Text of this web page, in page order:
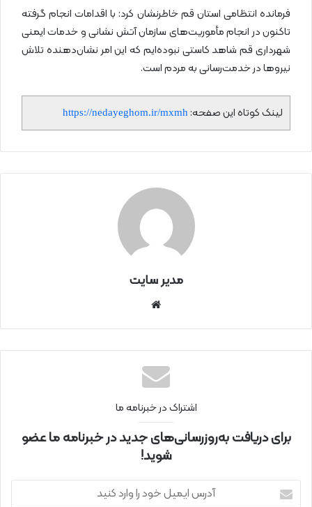
فرمانده انتظامی استان قم خاطرنشان کرد: با اقدامات انجام گرفته
تاکنون در انجام مأموریت‌های سازمان آتش نشانی و خدمات ایمنی
شهرداری قم شاهد کاستی نبوده‌ایم که این امر نشان‌دهنده تلاش
نیروها در خدمت‌رسانی به مردم است.
لینک کوتاه این صفحه: https://nedayeghom.ir/mxmh
مدیر سایت
نتی
اشتراک در خبرنامه ما
برای دریافت به‌روزرسانی‌های جدید در خبرنامه ما عضو
شوید!